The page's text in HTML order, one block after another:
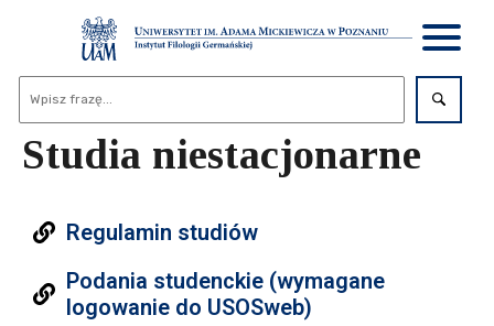
Studia niestacjonarne
Regulamin studiów
Podania studenckie (wymagane
logowanie do USOSweb)